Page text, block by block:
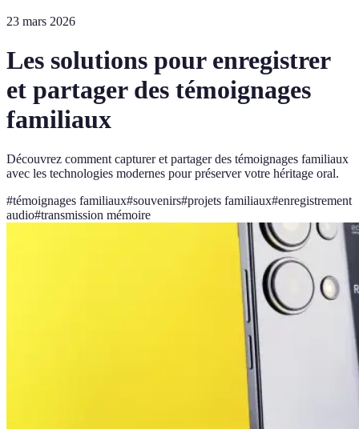
23 mars 2026
Les solutions pour enregistrer
et partager des témoignages
familiaux
Découvrez comment capturer et partager des témoignages familiaux
avec les technologies modernes pour préserver votre héritage oral.
#témoignages familiaux#souvenirs#projets familiaux#enregistrement
audio#transmission mémoire